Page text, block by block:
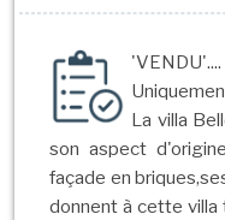
'VENDU'....
La villa
son aspect
façade en
donnent à cette villa